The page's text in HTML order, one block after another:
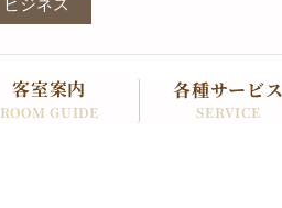
ビジネス
客室案内
ROOM GUIDE
各種サービス
SERVICE